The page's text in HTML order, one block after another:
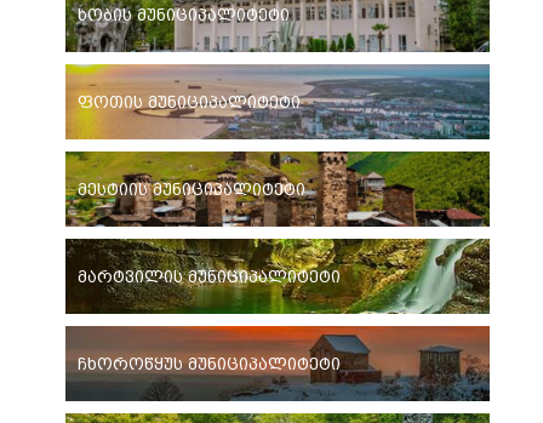
ხობის მუნიციპალიტეტი
ფოთის მუნიციპალიტეტი
მესტიის მუნიციპალიტეტი
მარტვილის მუნიციპალიტეტი
ჩხოროწყუს მუნიციპალიტეტი